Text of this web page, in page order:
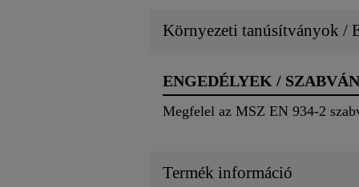
Környezeti tanúsítványok /
ENGEDÉLYEK /
Megfelel az MSZ EN 934-2
Termék információ